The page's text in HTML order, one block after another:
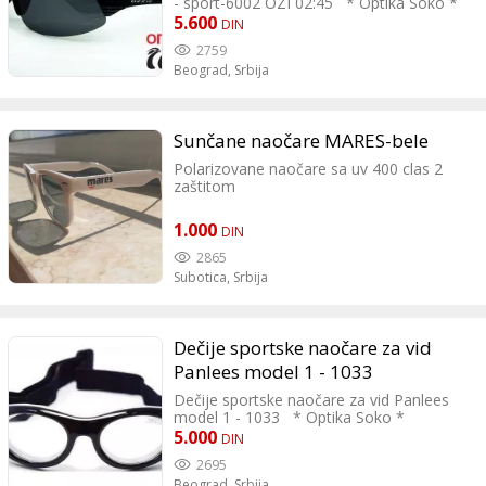
korisnika. **********************
Optika Soko Bulevar kralja Aleksandra
321, Zvezdara 066 242624
Oznaka modela: sport-6002 OZI 02:45
5.600 DIN
2759
Beograd, Srbija
Sunčane naočare MARES-bele
Polarizovane naočare sa uv 400 clas 2
zaštitom
1.000 DIN
2865
Subotica, Srbija
Dečije sportske naočare za vid
Panlees model 1 - 1033
Dečije sportske naočare za vid Panlees
model 1 - 1033 * Optika Soko *
Dioptrijske naočare za sport, dečji
5.000 DIN
2695